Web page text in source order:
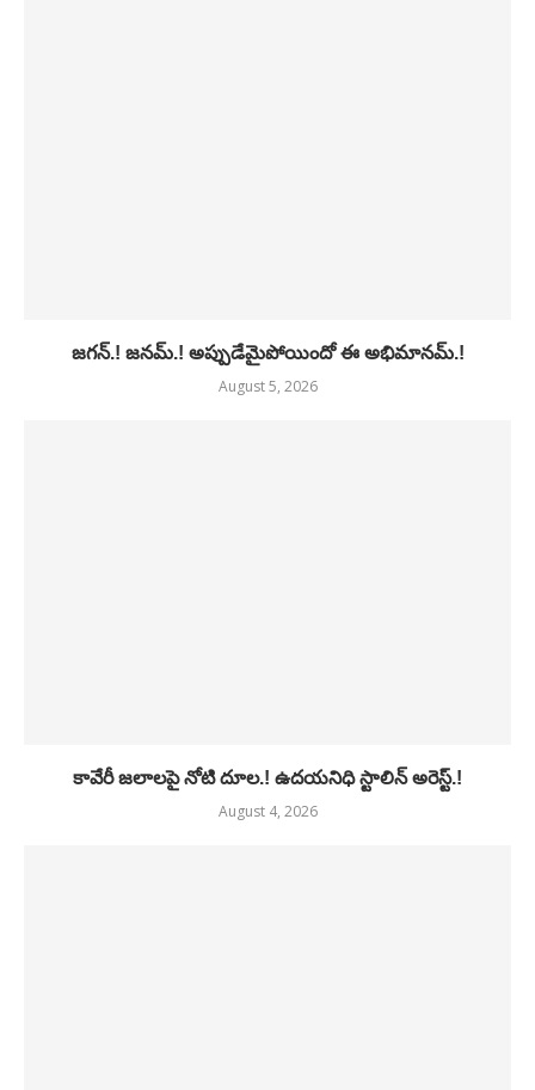
జగన్.! జనమ్.! అప్పుడేమైపోయిందో ఈ అభిమానమ్.!
August 5, 2026
కావేరీ జలాలపై నోటి దూల.! ఉదయనిధి స్టాలిన్ అరెస్ట్.!
August 4, 2026